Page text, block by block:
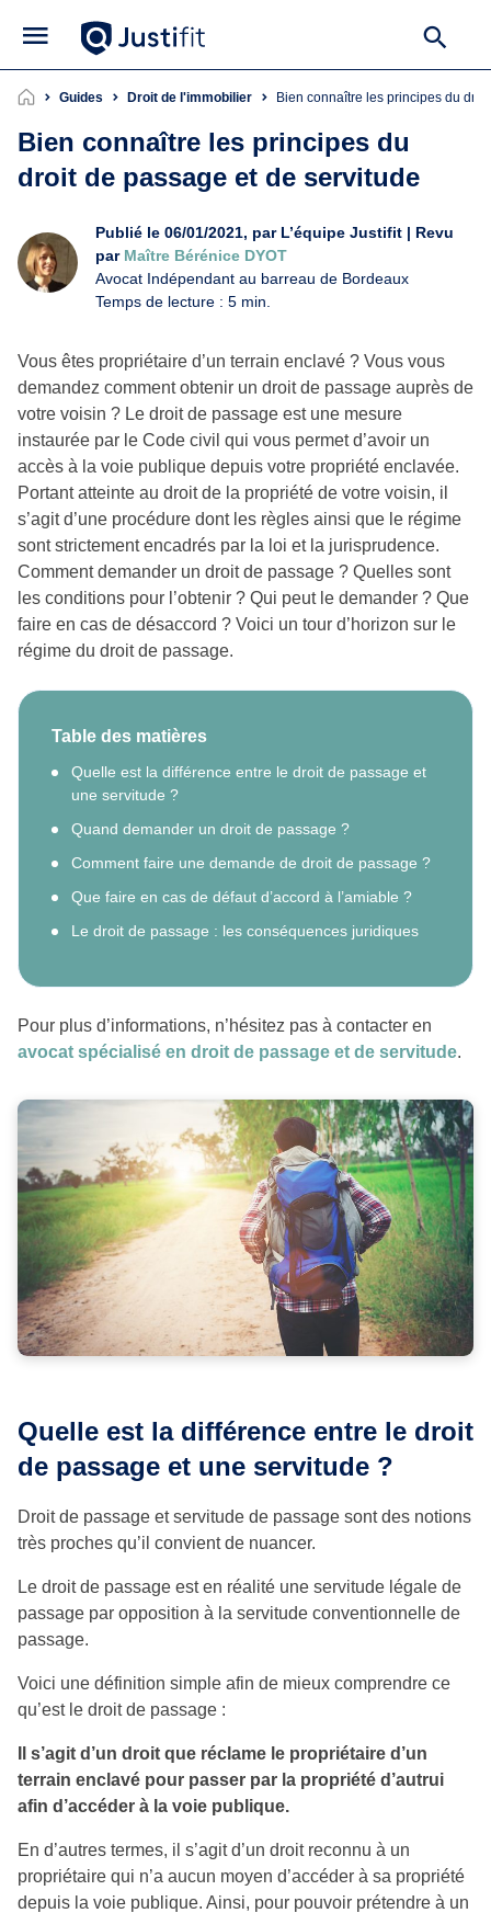
Guides Droit de l'immobilier Bien connaître les principes du
Bien connaître les principes du
droit de passage et de servitude
Publié le 06/01/2021, par L’équipe Justifit | Revu
par Maître Bérénice DYOT
Avocat Indépendant au barreau de Bordeaux
Temps de lecture : 5 min.
Vous êtes propriétaire d’un terrain enclavé ? Vous vous
demandez comment obtenir un droit de passage auprès de
votre voisin ? Le droit de passage est une mesure
instaurée par le Code civil qui vous permet d’avoir un
accès à la voie publique depuis votre propriété enclavée.
Portant atteinte au droit de la propriété de votre voisin, il
s’agit d’une procédure dont les règles ainsi que le régime
sont strictement encadrés par la loi et la jurisprudence.
Comment demander un droit de passage ? Quelles sont
les conditions pour l’obtenir ? Qui peut le demander ? Que
faire en cas de désaccord ? Voici un tour d’horizon sur le
régime du droit de passage.
Table des matières
Quelle est la différence entre le droit de passage et
une servitude ?
Quand demander un droit de passage ?
Comment faire une demande de droit de passage ?
Que faire en cas de défaut d’accord à l’amiable ?
Le droit de passage : les conséquences juridiques
Pour plus d’informations, n’hésitez pas à contacter en
avocat spécialisé en droit de passage et de servitude.
Quelle est la différence entre le droit
de passage et une servitude ?
Droit de passage et servitude de passage sont des notions
très proches qu’il convient de nuancer.
Le droit de passage est en réalité une servitude légale de
passage par opposition à la servitude conventionnelle de
passage.
Voici une définition simple afin de mieux comprendre ce
qu’est le droit de passage :
Il s’agit d’un droit que réclame le propriétaire d’un
terrain enclavé pour passer par la propriété d’autrui
afin d’accéder à la voie publique.
En d’autres termes, il s’agit d’un droit reconnu à un
propriétaire qui n’a aucun moyen d’accéder à sa propriété
depuis la voie publique. Ainsi, pour pouvoir prétendre à un